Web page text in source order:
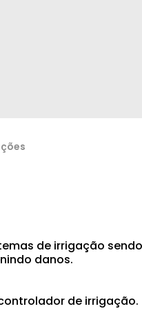
de irrigação
danos.
de irrigação.